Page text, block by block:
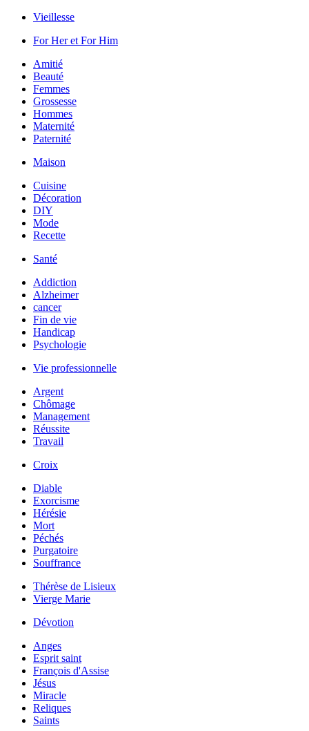
Vieillesse
For Her et For Him
Amitié
Beauté
Femmes
Grossesse
Hommes
Maternité
Paternité
Maison
Cuisine
Décoration
DIY
Mode
Recette
Santé
Addiction
Alzheimer
cancer
Fin de vie
Handicap
Psychologie
Vie professionnelle
Argent
Chômage
Management
Réussite
Travail
Croix
Diable
Exorcisme
Hérésie
Mort
Péchés
Purgatoire
Souffrance
Thérèse de Lisieux
Vierge Marie
Dévotion
Anges
Esprit saint
François d'Assise
Jésus
Miracle
Reliques
Saints